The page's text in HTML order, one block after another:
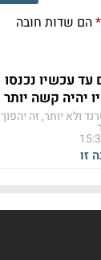
*הם שדות חובה
עכשיו נכנסו
יהיה קשה יותר
ולא יותר, זה יהפוך
זו